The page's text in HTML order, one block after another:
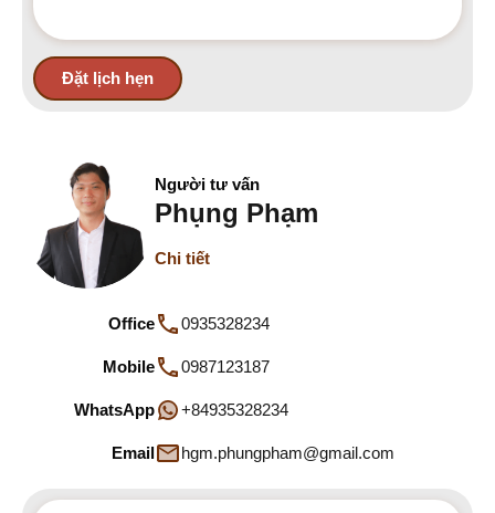
Người tư vấn
Phụng Phạm
Chi tiết
Office 0935328234
Mobile 0987123187
WhatsApp +84935328234
Email hgm.phungpham@gmail.com